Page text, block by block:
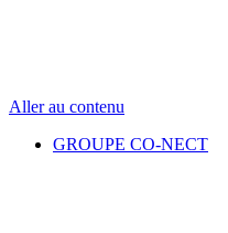
Aller au contenu
GROUPE CO-NECT